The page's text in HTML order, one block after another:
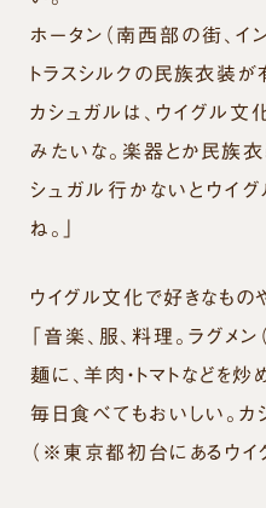
ホータン（南西部の街、イ
トラスシルクの民族衣装が
カシュガルは、ウイグル
みたいな。楽器とか民族
シュガル行かないとウイ
ね。」
ウイグル文化で好きなもの
「音楽、服、料理。ラグメ
麺に、羊肉・トマトなどを
毎日食べてもおいしい。カ
（※東京都初台にあるウイ